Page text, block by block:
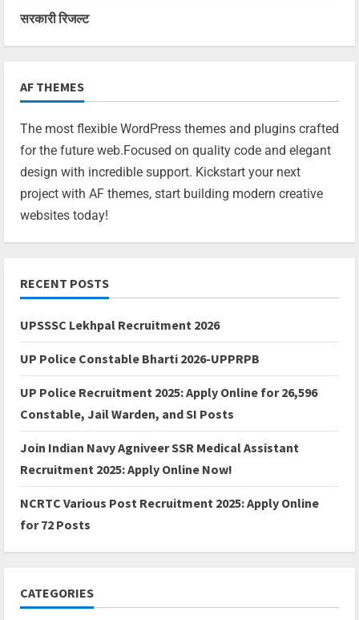
सरकारी रिजल्ट
AF THEMES
The most flexible WordPress themes and plugins crafted
for the future web.Focused on quality code and elegant
design with incredible support. Kickstart your next
project with AF themes, start building modern creative
websites today!
RECENT POSTS
UPSSSC Lekhpal Recruitment 2026
UP Police Constable Bharti 2026-UPPRPB
UP Police Recruitment 2025: Apply Online for 26,596
Constable, Jail Warden, and SI Posts
Join Indian Navy Agniveer SSR Medical Assistant
Recruitment 2025: Apply Online Now!
NCRTC Various Post Recruitment 2025: Apply Online
for 72 Posts
CATEGORIES